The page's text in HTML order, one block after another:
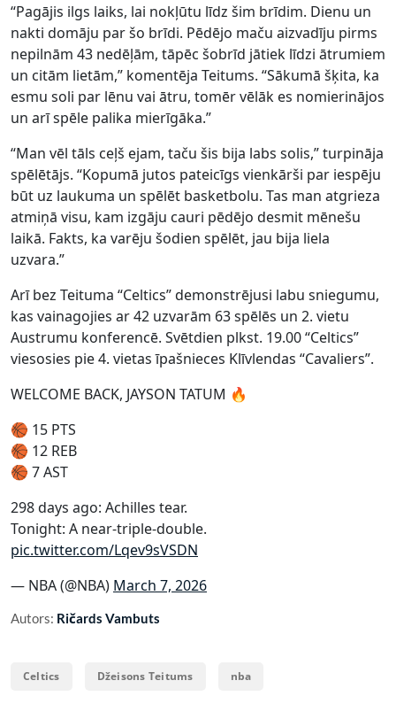
“Pagājis ilgs laiks, lai nokļūtu līdz šim brīdim. Dienu un
nakti domāju par šo brīdi. Pēdējo maču aizvadīju pirms
nepilnām 43 nedēļām, tāpēc šobrīd jātiek līdzi ātrumiem
un citām lietām,” komentēja Teitums. “Sākumā šķita, ka
esmu soli par lēnu vai ātru, tomēr vēlāk es nomierinājos
un arī spēle palika mierīgāka.”
“Man vēl tāls ceļš ejam, taču šis bija labs solis,” turpināja
spēlētājs. “Kopumā jutos pateicīgs vienkārši par iespēju
būt uz laukuma un spēlēt basketbolu. Tas man atgrieza
atmiņā visu, kam izgāju cauri pēdējo desmit mēnešu
laikā. Fakts, ka varēju šodien spēlēt, jau bija liela
uzvara.”
Arī bez Teituma “Celtics” demonstrējusi labu sniegumu,
kas vainagojies ar 42 uzvarām 63 spēlēs un 2. vietu
Austrumu konferencē. Svētdien plkst. 19.00 “Celtics”
viesosies pie 4. vietas īpašnieces Klīvlendas “Cavaliers”.
WELCOME BACK, JAYSON TATUM 🔥
🏀 15 PTS
🏀 12 REB
🏀 7 AST
298 days ago: Achilles tear.
Tonight: A near-triple-double.
pic.twitter.com/Lqev9sVSDN
— NBA (@NBA) March 7, 2026
Autors: Ričards Vambuts
Celtics Džeisons Teitums nba